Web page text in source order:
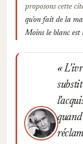
proposons cette
qu'on fait de la
Moins le blanc